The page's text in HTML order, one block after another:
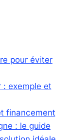
pour éviter
: exemple et
financement
: le guide